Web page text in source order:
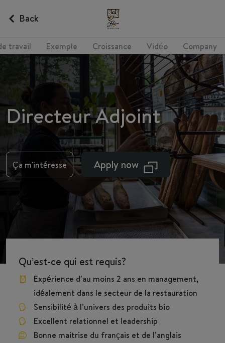
Back
travail Exemple Croissance Vidéo Company
Directeur Adjoint
Ça m'intéresse Apply now
Qu’est-ce qui est requis?
Expérience d’au moins 2 ans en management,
idéalement dans le secteur de la restauration
Sensibilité à l’univers des produits bio
Excellent relationnel et leadership
Bonne maitrise du français et de l’anglais